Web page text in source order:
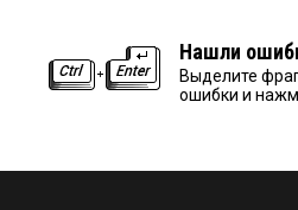
Нашли
Выделите
ошибки и